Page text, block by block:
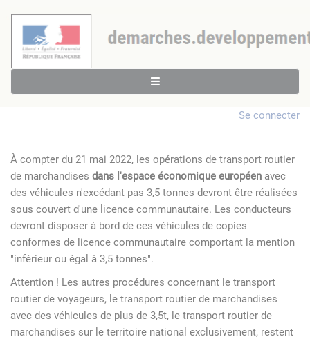
Se connecter
À compter du 21 mai 2022, les opérations de transport routier
de marchandises dans l'espace économique européen avec
des véhicules n'excédant pas 3,5 tonnes devront être réalisées
sous couvert d'une licence communautaire. Les conducteurs
devront disposer à bord de ces véhicules de copies
conformes de licence communautaire comportant la mention
"inférieur ou égal à 3,5 tonnes".
Attention ! Les autres procédures concernant le transport
routier de voyageurs, le transport routier de marchandises
avec des véhicules de plus de 3,5t, le transport routier de
marchandises sur le territoire national exclusivement, restent